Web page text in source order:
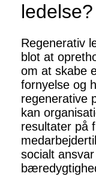
ledelse?
Regenerativ
blot at
om at skabe
fornyelse og
regenerative
kan
resultater på
socialt